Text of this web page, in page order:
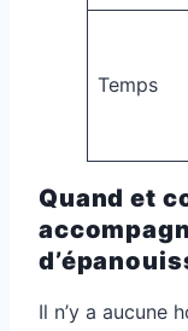
Temps
Quand et
Il n’y a aucune